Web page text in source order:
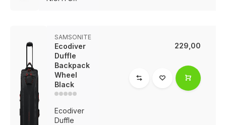
SAMSONITE
Ecodiver
Duffle
Backpack
Wheel
Black
Ecodiver
Duffle
229,00